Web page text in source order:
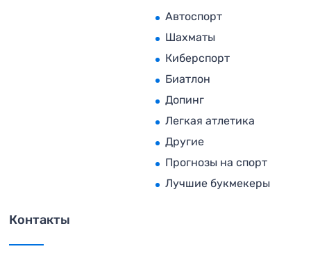
Автоспорт
Шахматы
Киберспорт
Биатлон
Допинг
Легкая атлетика
Другие
Прогнозы на спорт
Лучшие букмекеры
Контакты